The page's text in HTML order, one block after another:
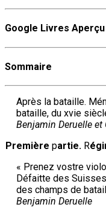
Google Livres Aperçu
Sommaire
Après la bataille.
bataille, du xvie
Benjamin Deruelle
Première partie. R
« Prenez vostre
Défaitte des
des champs de
Benjamin Deruelle